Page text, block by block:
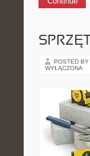
POSTED BY
WYŁĄCZONA